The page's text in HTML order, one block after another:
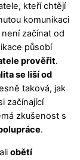
kteří chtějí
komunikaci
začínat od
působí
prověřit.
se liší od
taková, jak
začínající
zkušenost s
.
obětí